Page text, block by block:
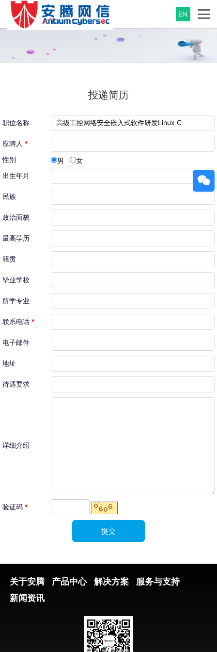
EN
投递简历
职位名称
应聘人 *
性别
男
女
出生年月
民族
政治面貌
最高学历
籍贯
毕业学校
所学专业
联系电话 *
电子邮件
地址
待遇要求
详细介绍
验证码 *
关于安腾 产品中心 解决方案
服务与支持
新闻资讯